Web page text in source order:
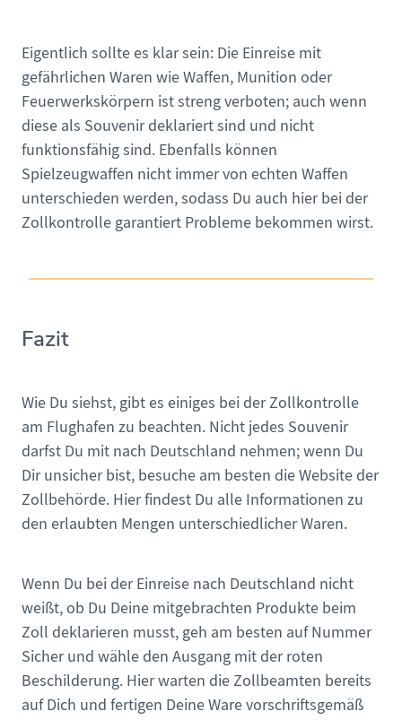
Eigentlich sollte es klar sein: Die Einreise mit
gefährlichen Waren wie Waffen, Munition oder
Feuerwerkskörpern ist streng verboten; auch wenn
diese als Souvenir deklariert sind und nicht
funktionsfähig sind. Ebenfalls können
Spielzeugwaffen nicht immer von echten Waffen
unterschieden werden, sodass Du auch hier bei der
Zollkontrolle garantiert Probleme bekommen wirst.
Fazit
Wie Du siehst, gibt es einiges bei der Zollkontrolle
am Flughafen zu beachten. Nicht jedes Souvenir
darfst Du mit nach Deutschland nehmen; wenn Du
Dir unsicher bist, besuche am besten die Website der
Zollbehörde. Hier findest Du alle Informationen zu
den erlaubten Mengen unterschiedlicher Waren.
Wenn Du bei der Einreise nach Deutschland nicht
weißt, ob Du Deine mitgebrachten Produkte beim
Zoll deklarieren musst, geh am besten auf Nummer
Sicher und wähle den Ausgang mit der roten
Beschilderung. Hier warten die Zollbeamten bereits
auf Dich und fertigen Deine Ware vorschriftsgemäß